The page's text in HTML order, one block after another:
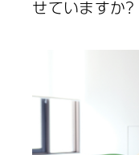
せていますか？